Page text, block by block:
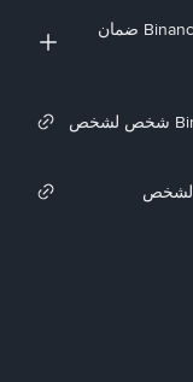
كيف أحمي نفسي من الاحتيال؟ Binance P2P ضمان
لشخص